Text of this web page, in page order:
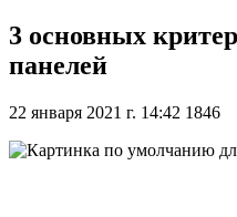
3 основных
панелей
22 января 2021 г. 14:42 1846